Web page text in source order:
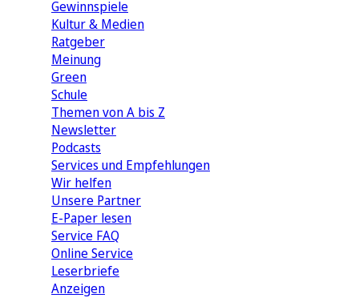
Gewinnspiele
Kultur & Medien
Ratgeber
Meinung
Green
Schule
Themen von A bis Z
Newsletter
Podcasts
Services und Empfehlungen
Wir helfen
Unsere Partner
E-Paper lesen
Service FAQ
Online Service
Leserbriefe
Anzeigen